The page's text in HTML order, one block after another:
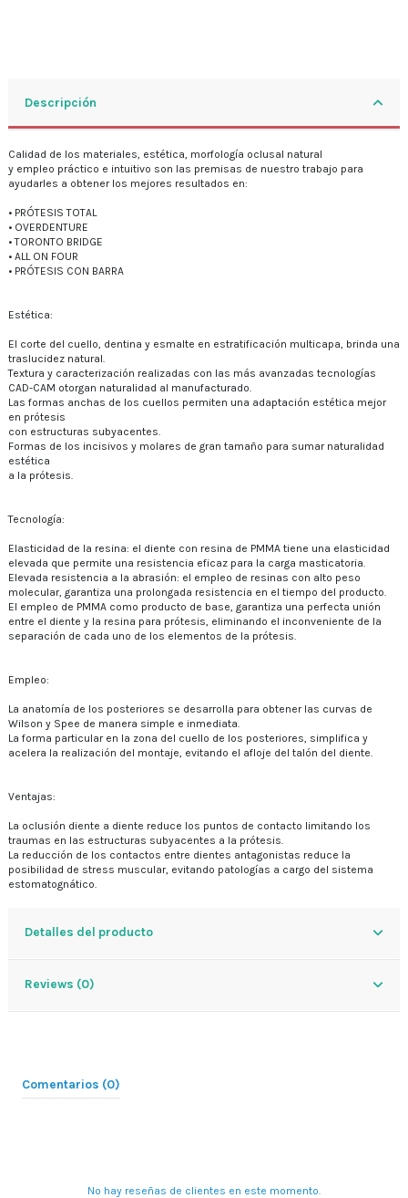
Descripción
Calidad de los materiales, estética, morfología oclusal natural
y empleo práctico e intuitivo son las premisas de nuestro trabajo para
ayudarles a obtener los mejores resultados en:
• PRÓTESIS TOTAL
• OVERDENTURE
• TORONTO BRIDGE
• ALL ON FOUR
• PRÓTESIS CON BARRA
Estética:
El corte del cuello, dentina y esmalte en estratificación multicapa, brinda una
traslucidez natural.
Textura y caracterización realizadas con las más avanzadas tecnologías
CAD-CAM otorgan naturalidad al manufacturado.
Las formas anchas de los cuellos permiten una adaptación estética mejor
en prótesis
con estructuras subyacentes.
Formas de los incisivos y molares de gran tamaño para sumar naturalidad
estética
a la prótesis.
Tecnología:
Elasticidad de la resina: el diente con resina de PMMA tiene una elasticidad
elevada que permite una resistencia eficaz para la carga masticatoria.
Elevada resistencia a la abrasión: el empleo de resinas con alto peso
molecular, garantiza una prolongada resistencia en el tiempo del producto.
El empleo de PMMA como producto de base, garantiza una perfecta unión
entre el diente y la resina para prótesis, eliminando el inconveniente de la
separación de cada uno de los elementos de la prótesis.
Empleo:
La anatomía de los posteriores se desarrolla para obtener las curvas de
Wilson y Spee de manera simple e inmediata.
La forma particular en la zona del cuello de los posteriores, simplifica y
acelera la realización del montaje, evitando el afloje del talón del diente.
Ventajas:
La oclusión diente a diente reduce los puntos de contacto limitando los
traumas en las estructuras subyacentes a la prótesis.
La reducción de los contactos entre dientes antagonistas reduce la
posibilidad de stress muscular, evitando patologías a cargo del sistema
estomatognático.
Detalles del producto
Reviews (0)
Comentarios (0)
No hay reseñas de clientes en este momento.